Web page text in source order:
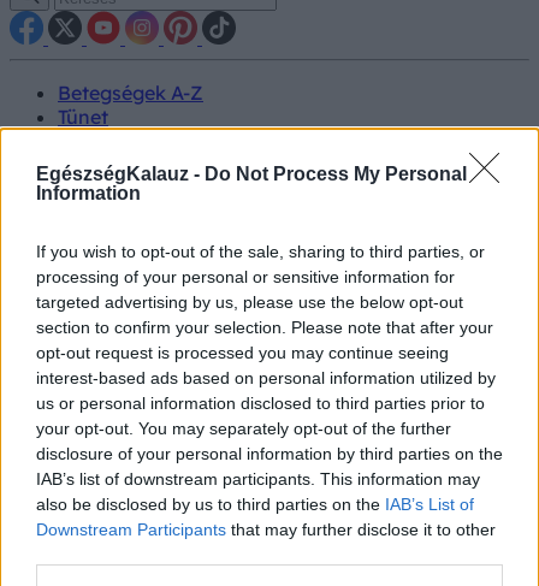
EgészségKalauz - Do Not Process My Personal
Information
If you wish to opt-out of the sale, sharing to third parties, or
processing of your personal or sensitive information for
targeted advertising by us, please use the below opt-out
section to confirm your selection. Please note that after your
opt-out request is processed you may continue seeing
interest-based ads based on personal information utilized by
us or personal information disclosed to third parties prior to
your opt-out. You may separately opt-out of the further
disclosure of your personal information by third parties on the
IAB’s list of downstream participants. This information may
also be disclosed by us to third parties on the IAB’s List of
Downstream Participants that may further disclose it to other
Betegségek A-Z
Tünet
Kezelés
Életmódváltás
Hírek
Videók
Kisállatok egészsége
#allergia #influenza#cukorbetegség
#orvosmeteorológia#vérnyomás#stroke#rákbetegség
#pajzsmirigy#reflux#ekcéma#herpesz
Regisztráció
Glikémiás index